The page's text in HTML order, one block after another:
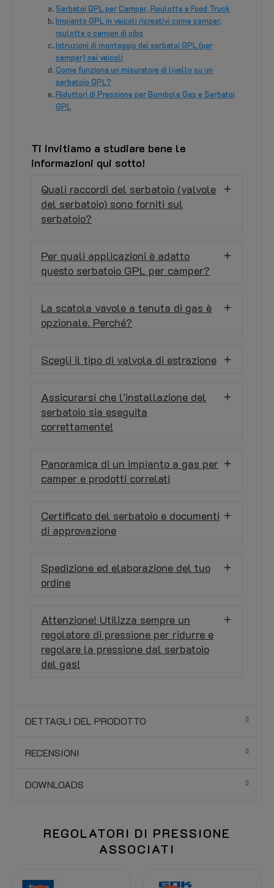
Serbatoi GPL per Camper, Roulotte e Food Truck
Impianto GPL in veicoli ricreativi come camper,
roulotte o camion di cibo
Istruzioni di montaggio dei serbatoi GPL (per
camper) nei veicoli
Come funziona un misuratore di livello su un
serbatoio GPL?
Riduttori di Pressione per Bombole Gas e Serbatoi
GPL
Ti invitiamo a studiare bene le
informazioni qui sotto!
Quali raccordi del serbatoio (valvole
del serbatoio) sono forniti sul
serbatoio?
Per quali applicazioni è adatto
questo serbatoio GPL per camper?
La scatola vavole a tenuta di gas è
opzionale. Perché?
Scegli il tipo di valvola di estrazione
Assicurarsi che l'installazione del
serbatoio sia eseguita
correttamente!
Panoramica di un impianto a gas per
camper e prodotti correlati
Certificato del serbatoio e documenti
di approvazione
Spedizione ed elaborazione del tuo
ordine
Attenzione! Utilizza sempre un
regolatore di pressione per ridurre e
regolare la pressione dal serbatoio
del gas!
DETTAGLI DEL PRODOTTO
RECENSIONI
DOWNLOADS
REGOLATORI DI PRESSIONE
ASSOCIATI